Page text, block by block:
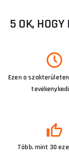
5 OK,
Ezen a
Több, mint 30